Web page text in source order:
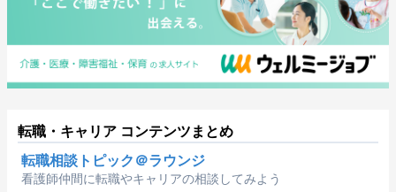
転職・キャリア コンテンツまとめ
転職相談トピック＠ラウンジ
看護師仲間に転職やキャリアの相談してみよう